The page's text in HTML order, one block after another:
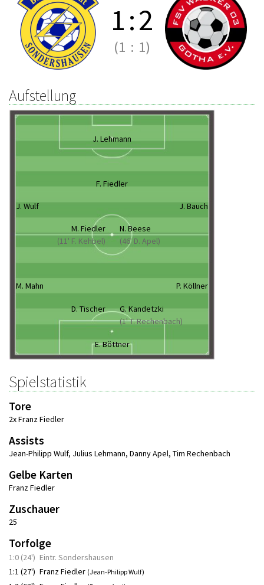
1:2
(1 : 1)
Aufstellung
J. Lehmann
F. Fiedler
J. Wulf J. Bauch
M. Fiedler
(11' F. Kehbel)
N. Beese
(46' D. Apel)
M. Mahn P. Köllner
D. Tischer
G. Kandetzki
(1' T. Rechenbach)
E. Böttner
Spielstatistik
Tore
2x Franz Fiedler
Assists
Jean-Philipp Wulf, Julius Lehmann, Danny Apel, Tim Rechenbach
Gelbe Karten
Franz Fiedler
Zuschauer
25
Torfolge
1:0 (24') Eintr. Sondershausen
1:1 (27') Franz Fiedler (Jean-Philipp Wulf)